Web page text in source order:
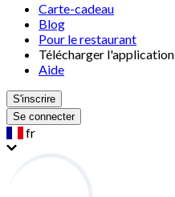
Carte-cadeau
Blog
Pour le restaurant
Télécharger l'application
Aide
S'inscrire
Se connecter
fr